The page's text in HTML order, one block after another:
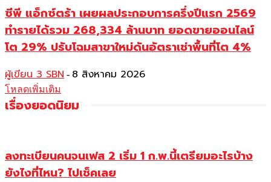
ซีพี แอ็กซ์ตร้า เผยผลประกอบการครึ่งปีแรก 2569
ทำรายได้รวม 268,334 ล้านบาท ยอดขายออนไลน์
โต 29% ปรับโฉมสาขาใหม่ดันอัตราเช่าพื้นที่โต 4%
ผู้เขียน 3 SBN - 8 สิงหาคม 2026
โหลดเพิ่มเติม
เรื่องยอดนิยม
ลงทะเบียนคนจนเฟส 2 เริ่ม 1 ก.พ.นี้เตรียมอะไรบ้าง
ยังไงที่ไหน? ไปเช็คเลย